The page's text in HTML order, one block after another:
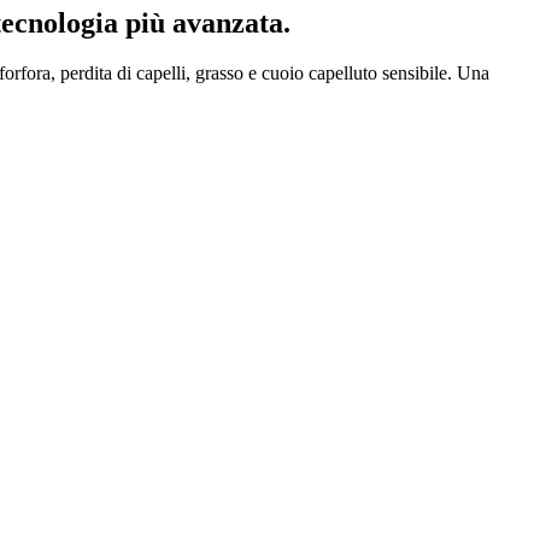
più avanzata.
perdita di capelli, grasso e cuoio capelluto sensibile. Una